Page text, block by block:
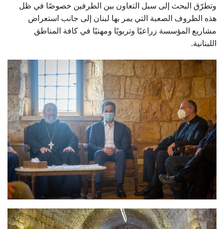
وتطرّق البحث إلى سبل التعاون بين الطرفين خصوصًا في ظل
هذه الظروف الصعبة التي يمر بها لبنان إلى جانب استعراض
مشاريع المؤسسة زراعيًا وتربويًا ومهنيًا في كافة المناطق
اللبنانية.